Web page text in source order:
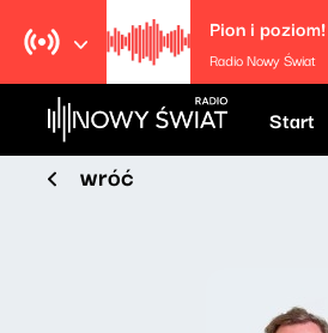
Pion i poziom!
Radio Nowy Świat
Start
wróć